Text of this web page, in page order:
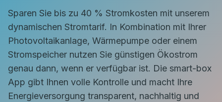
Sparen Sie bis zu 40 % Stromkosten mit unserem
dynamischen Stromtarif. In Kombination mit Ihrer
Photovoltaikanlage, Wärmepumpe oder einem
Stromspeicher nutzen Sie günstigen Ökostrom
genau dann, wenn er verfügbar ist. Die smart-box
App gibt Ihnen volle Kontrolle und macht Ihre
Energieversorgung transparent, nachhaltig und